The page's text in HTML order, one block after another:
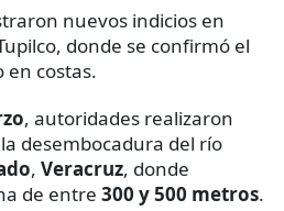
nuevos indicios en
donde se confirmó el
en costas.
, autoridades realizaron
desembocadura del río
, Veracruz, donde
de entre 300 y 500 metros.